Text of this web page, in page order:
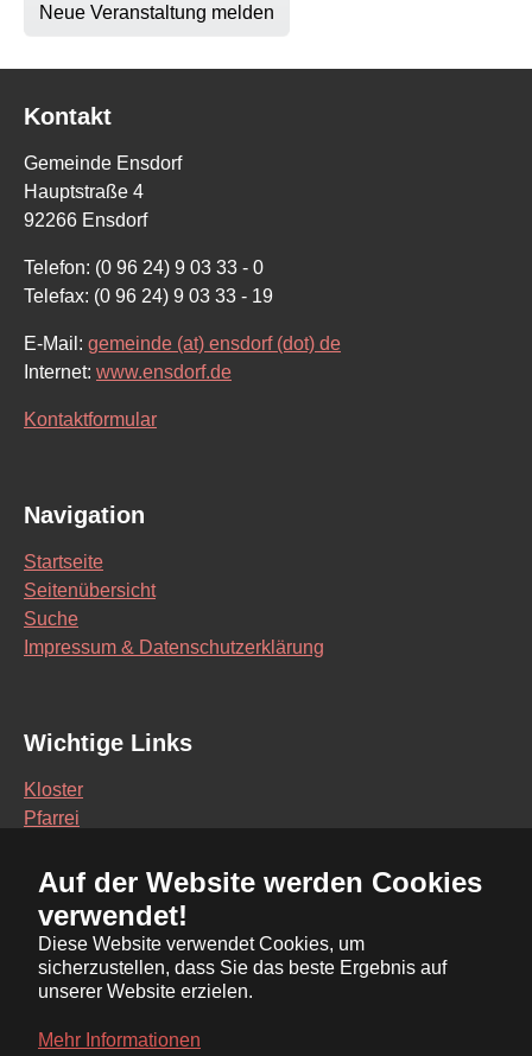
Auf der Website werden Cookies
verwendet!
Diese Website verwendet Cookies, um
sicherzustellen, dass Sie das beste Ergebnis auf
unserer Website erzielen.
Mehr Informationen
Neue Veranstaltung melden
Kontakt
Gemeinde Ensdorf
Hauptstraße 4
92266 Ensdorf
Telefon: (0 96 24) 9 03 33 - 0
Telefax: (0 96 24) 9 03 33 - 19
E-Mail: gemeinde (at) ensdorf (dot) de
Internet: www.ensdorf.de
Kontaktformular
Navigation
Startseite
Seitenübersicht
Suche
Impressum & Datenschutzerklärung
Wichtige Links
Kloster
Pfarrei
Vereine
Interaktive Karte
Bürgerservice Online
Ratsinformationssystem